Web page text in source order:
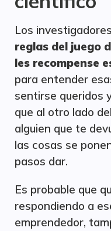
Los
reglas del juego
les recompense
para entender
sentirse queridos
que al otro lado
alguien que te
las cosas se
pasos dar.
Es probable que
respondiendo a
emprendedor,